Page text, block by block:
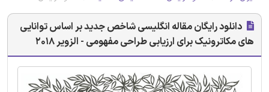
دانلود رایگان مقاله انگلیسی شاخص جدید بر اساس توانایی
های مکاترونیک برای ارزیابی طراحی مفهومی - الزویر 2018